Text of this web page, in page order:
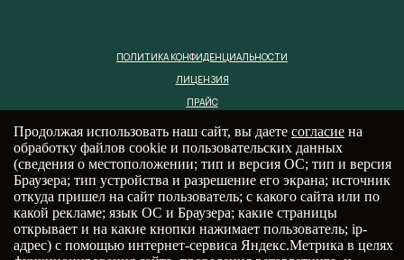
ПОЛИТИКА КОНФИДЕНЦИАЛЬНОСТИ
ЛИЦЕНЗИЯ
ПРАЙС
Продолжая использовать наш сайт, вы даете согласие на
обработку файлов cookie и пользовательских данных
(сведения о местоположении; тип и версия ОС; тип и версия
Браузера; тип устройства и разрешение его экрана; источник
откуда пришел на сайт пользователь; с какого сайта или по
какой рекламе; язык ОС и Браузера; какие страницы
открывает и на какие кнопки нажимает пользователь; ip-
адрес) с помощью интернет-сервиса Яндекс.Метрика в целях